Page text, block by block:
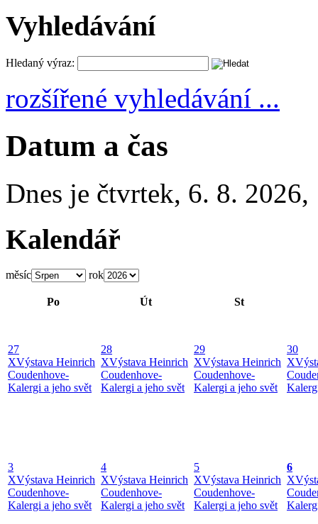
Vyhledávání
Hledaný výraz:
rozšířené vyhledávání ...
Datum a čas
Dnes je čtvrtek, 6. 8. 2026,
Kalendář
měsíc rok
Po Út St
27
XVýstava Heinrich
Coudenhove-
Kalergi a jeho svět
28
XVýstava Heinrich
Coudenhove-
Kalergi a jeho svět
29
XVýstava Heinrich
Coudenhove-
Kalergi a jeho svět
30
X
3
XVýstava Heinrich
Coudenhove-
Kalergi a jeho svět
4
XVýstava Heinrich
Coudenhove-
Kalergi a jeho svět
5
XVýstava Heinrich
Coudenhove-
Kalergi a jeho svět
6
X